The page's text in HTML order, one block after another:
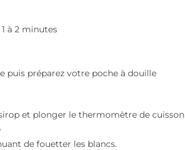
à 2 minutes
puis préparez votre poche à douille
et plonger le thermomètre de cuisson
de fouetter les blancs.